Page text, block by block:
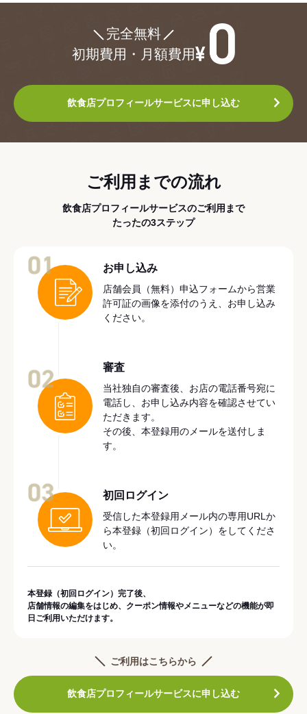
完全無料
初期費用・月額費用
飲食店プロフィールサービスに申し込む
ご利用までの流れ
飲食店プロフィールサービスのご利用まで
たったの3ステップ
お申し込み
店舗会員（無料）申込フォームから営業
許可証の画像を添付のうえ、お申し込み
ください。
審査
当社独自の審査後、お店の電話番号宛に
電話し、お申し込み内容を確認させてい
ただきます。
その後、本登録用のメールを送付しま
す。
初回ログイン
受信した本登録用メール内の専用URLか
ら本登録（初回ログイン）をしてくださ
い。
本登録（初回ログイン）完了後、
店舗情報の編集をはじめ、クーポン情報やメニューなどの機能が即
日ご利用いただけます。
ご利用はこちらから
飲食店プロフィールサービスに申し込む